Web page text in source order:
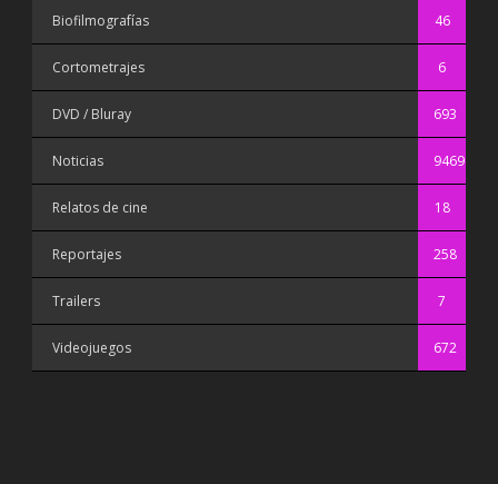
Biofilmografías 46
Cortometrajes 6
DVD / Bluray 693
Noticias 9469
Relatos de cine 18
Reportajes 258
Trailers 7
Videojuegos 672